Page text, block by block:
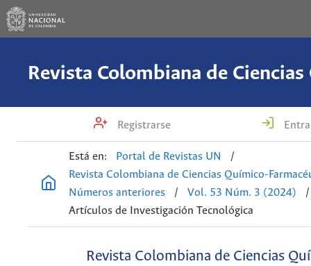
Registrarse
Está en: Portal de Revistas UN
/
Revista Colombiana de Ciencias Químico-
Números anteriores
/ Vol. 53 Núm. 3 (2024)
/
Artículos de Investigación Tecnológica
Revista Colombiana de Ciencias